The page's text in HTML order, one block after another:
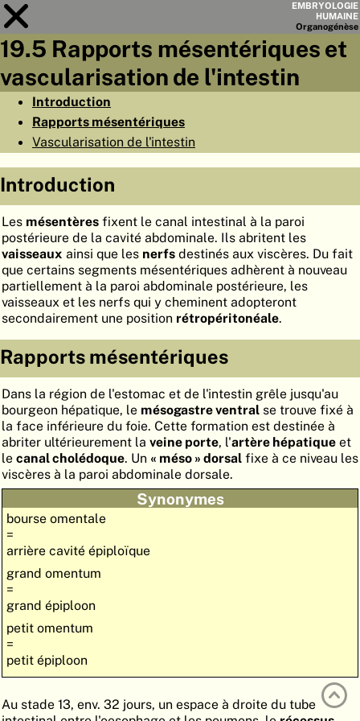
EMBRYOLOGIE
HUMAINE
Organogénèse
Module
LISTE DES CHAPITRES
RÉSUMÉ
ACCUEIL
EMBRYOGÉNÈSE
ORGANO
ATLASEMBRYOLOGY
RECHERCHER
AIDE
19.5 Rapports mésentériques et
vascularisation de l'intestin
Introduction
Rapports mésentériques
Vascularisation de l'intestin
Introduction
Les mésentères fixent le canal intestinal à la paroi
postérieure de la cavité abdominale. Ils abritent les
vaisseaux ainsi que les nerfs destinés aux viscères. Du fait
que certains segments mésentériques adhèrent à nouveau
partiellement à la paroi abdominale postérieure, les
vaisseaux et les nerfs qui y cheminent adopteront
secondairement une position rétropéritonéale.
Rapports mésentériques
Dans la région de l'estomac et de l'intestin grêle jusqu'au
bourgeon hépatique, le mésogastre ventral se trouve fixé à
la face inférieure du foie. Cette formation est destinée à
abriter ultérieurement la veine porte, l'artère hépatique et
le canal cholédoque. Un « méso » dorsal fixe à ce niveau les
viscères à la paroi abdominale dorsale.
Synonymes
bourse omentale
=
arrière cavité épiploïque
grand omentum
=
grand épiploon
petit omentum
=
petit épiploon
Au stade 13, env. 32 jours, un espace à droite du tube